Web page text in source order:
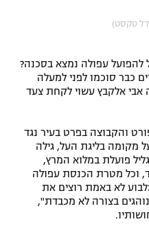
טקסט)
להפועל עפולה נמצא בסכנה?
כבר סוכמו לפני למעלה
אבי אלקבץ עשוי לקחת צעד
והקבוצה בפרט בעיר נגד
מקומה בליגת העל, גילה
פועלת במלוא המרץ,
וכל מטרת הכנסת עפולה
לא באמת רוצים את
בצורה לא מכבדת",